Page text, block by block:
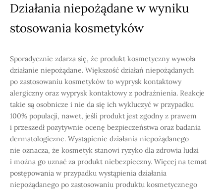
Działania niepożądane w wyniku
stosowania kosmetyków
Sporadycznie zdarza się, że produkt kosmetyczny wywoła
działanie niepożądane. Większość działań niepożądanych
po zastosowaniu kosmetyków to wyprysk kontaktowy
alergiczny oraz wyprysk kontaktowy z podrażnienia. Reakcje
takie są osobnicze i nie da się ich wykluczyć w przypadku
100% populacji, nawet, jeśli produkt jest zgodny z prawem
i przeszedł pozytywnie ocenę bezpieczeństwa oraz badania
dermatologiczne. Wystąpienie działania niepożądanego
nie oznacza, że kosmetyk stanowi ryzyko dla zdrowia ludzi
i można go uznać za produkt niebezpieczny. Więcej na temat
postępowania w przypadku wystąpienia działania
niepożądanego po zastosowaniu produktu kosmetycznego